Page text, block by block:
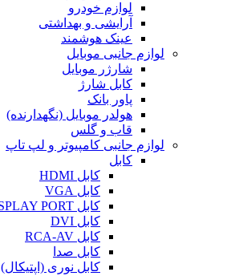
لوازم خودرو
آرایشی و بهداشتی
عینک هوشمند
لوازم جانبی موبایل
شارژر موبایل
کابل شارژ
پاور بانک
هولدر موبایل (نگهدارنده)
قاب و گلس
لوازم جانبی کامپیوتر و لپ تاپ
کابل
کابل HDMI
کابل VGA
کابل DISPLAY PORT
کابل DVI
کابل RCA-AV
کابل صدا
کابل نوری (اپتیکال)